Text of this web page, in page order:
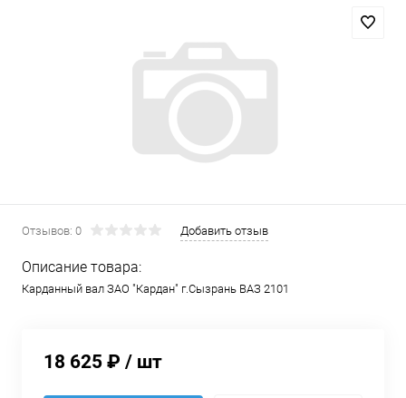
Отзывов: 0 Добавить отзыв
Описание товара:
Карданный вал ЗАО "Кардан" г.Сызрань ВАЗ 2101
18 625 ₽ / шт